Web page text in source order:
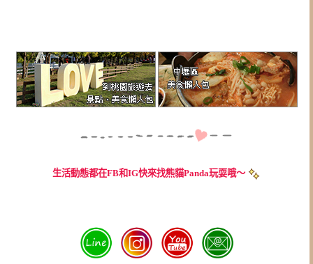
生活動態都在FB和IG快來找熊貓Panda玩耍哦～